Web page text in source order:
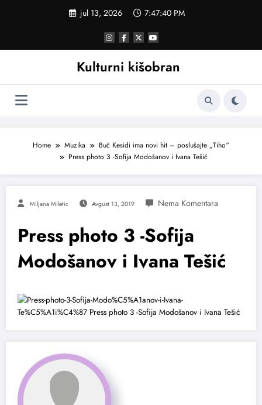
jul 13, 2026 7:47:40 PM
Kulturni kišobran
Home Muzika
Buč Kesidi ima novi hit – poslušajte „Tiho“
Press photo 3 -Sofija Modošanov i Ivana Tešić
Miljana Miletic Avgust 13, 2019
Press photo 3 -Sofija
Modošanov i Ivana Tešić